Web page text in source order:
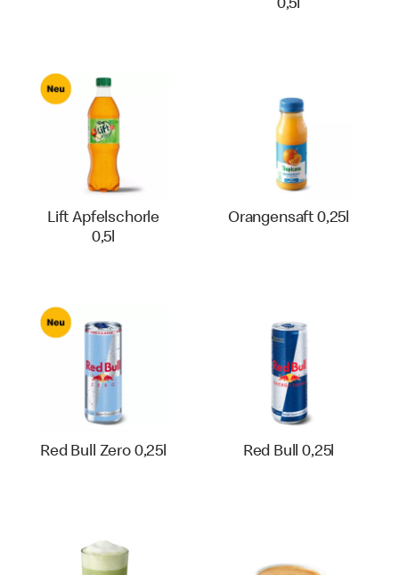
0,5l
Lift Apfelschorle
0,5l
Orangensaft 0,25l
Red Bull Zero 0,25l Red Bull 0,25l